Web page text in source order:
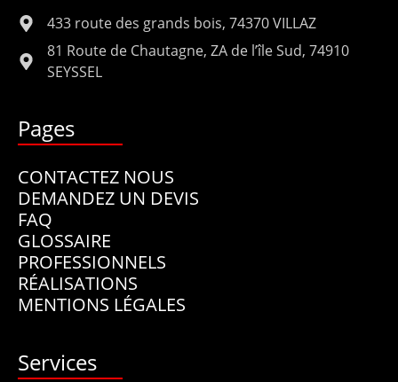
433 route des grands bois, 74370 VILLAZ
81 Route de Chautagne, ZA de l’île Sud, 74910
SEYSSEL
Pages
CONTACTEZ NOUS
DEMANDEZ UN DEVIS
FAQ
GLOSSAIRE
PROFESSIONNELS
RÉALISATIONS
MENTIONS LÉGALES
Services